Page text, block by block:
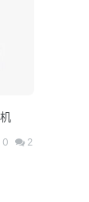
0 2